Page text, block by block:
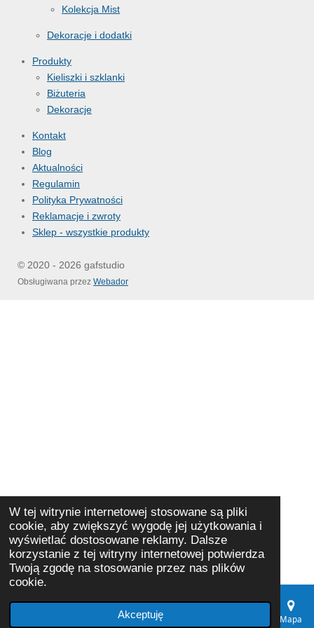
W tej witrynie internetowej stosowane są pliki
cookie, aby zwiększyć wygodę jej użytkowania i
wyświetlać dostosowane reklamy. Dalsze
korzystanie z tej witryny internetowej potwierdza
Twoją zgodę na stosowanie przez nas plików
cookie.
Akceptuję
Kolekcja Mist
Dekoracje i dodatki
Produkty
Kieliszki i szklanki
Biżuteria
Dekoracje
Kontakt
Blog
Aktualności
Regulamin
Polityka Prywatności
Reklamacje i zwroty
Sklep - wszystkie produkty
© 2020 - 2026 gafstudio
Obsługiwana przez Webador
Telefon Mapa